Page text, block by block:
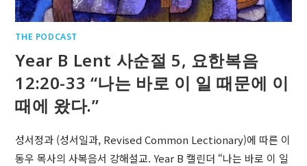
THE PODCAST
Year B Lent 사순절 5, 요한복음
12:20-33 “나는 바로 이 일 때문에 이
때에 왔다.”
성서정과 (성서일과, Revised Common Lectionary)에 따른 이
동우 목사의 사복음서 강해설교. Year B 캘린더 “나는 바로 이 일